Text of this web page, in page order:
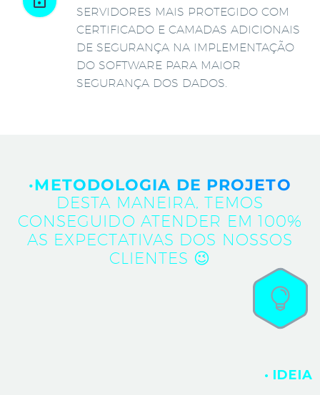
SERVIDORES MAIS PROTEGIDO COM
CERTIFICADO E CAMADAS ADICIONAIS
DE SEGURANÇA NA IMPLEMENTAÇÃO
DO SOFTWARE PARA MAIOR
SEGURANÇA DOS DADOS.
·METODOLOGIA DE PROJETO
DESTA MANEIRA, TEMOS
CONSEGUIDO ATENDER EM 100%
AS EXPECTATIVAS DOS NOSSOS
CLIENTES 😉
· IDEIA